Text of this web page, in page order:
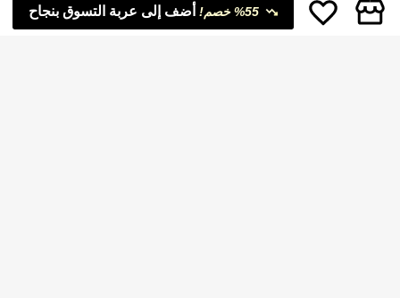
أضف إلى عربة التسوق بنجاح